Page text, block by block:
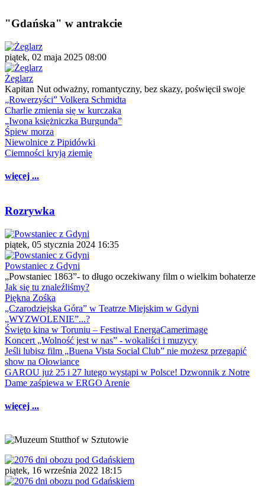
"Gdańska" w antrakcie
piątek, 02 maja 2025 08:00
Żeglarz
Kapitan Nut odważny, romantyczny, bez skazy, poświęcił swoje
„Rowerzyści” Volkera Schmidta
Charlie zmienia się w kurczaka
„Iwona księżniczka Burgunda”
Śpiew morza
Niewolnice z Pipidówki
Ciemności kryją ziemię
więcej ...
Rozrywka
piątek, 05 stycznia 2024 16:35
Powstaniec z Gdyni
„Powstaniec 1863”- to długo oczekiwany film o wielkim bohaterze
Jak się tu znaleźliśmy?
Piękna Zośka
„Czarodziejska Góra” w Teatrze Miejskim w Gdyni
„WYZWOLENIE”...?
Święto kina w Toruniu – Festiwal EnergaCamerimage
Koncert „Wolność jest w nas” - wokaliści i muzycy
Jeśli lubisz film „Buena Vista Social Club” nie możesz przegapić
show na Ołowiance
GAROU już 25 i 27 lutego wystąpi w Polsce! Dzwonnik z Notre
Dame zaśpiewa w ERGO Arenie
więcej ...
piątek, 16 września 2022 18:15